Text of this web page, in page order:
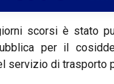
scorsi è stato
per il
servizio di trasporto